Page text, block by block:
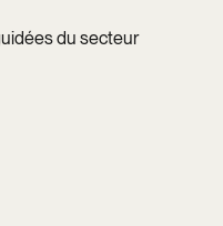
du secteur